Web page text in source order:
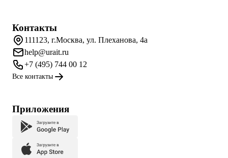
Контакты
111123, г.Москва, ул. Плеханова, 4а
help@urait.ru
+7 (495) 744 00 12
Все контакты
Приложения